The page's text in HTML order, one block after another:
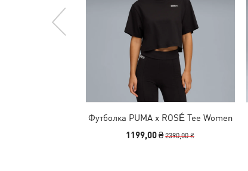
Футболка PUMA x ROSÉ Tee Women
1199,00 ₴2390,00 ₴